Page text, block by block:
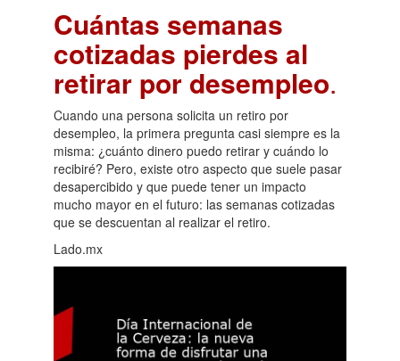
Cuántas semanas
cotizadas pierdes al
retirar por desempleo.
Cuando una persona solicita un retiro por
desempleo, la primera pregunta casi siempre es la
misma: ¿cuánto dinero puedo retirar y cuándo lo
recibiré? Pero, existe otro aspecto que suele pasar
desapercibido y que puede tener un impacto
mucho mayor en el futuro: las semanas cotizadas
que se descuentan al realizar el retiro.
Lado.mx